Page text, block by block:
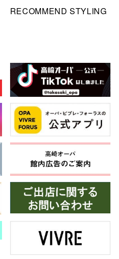
RECOMMEND STYLING